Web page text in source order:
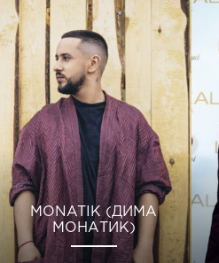
MONATIK (ДИМА
МОНАТИК)